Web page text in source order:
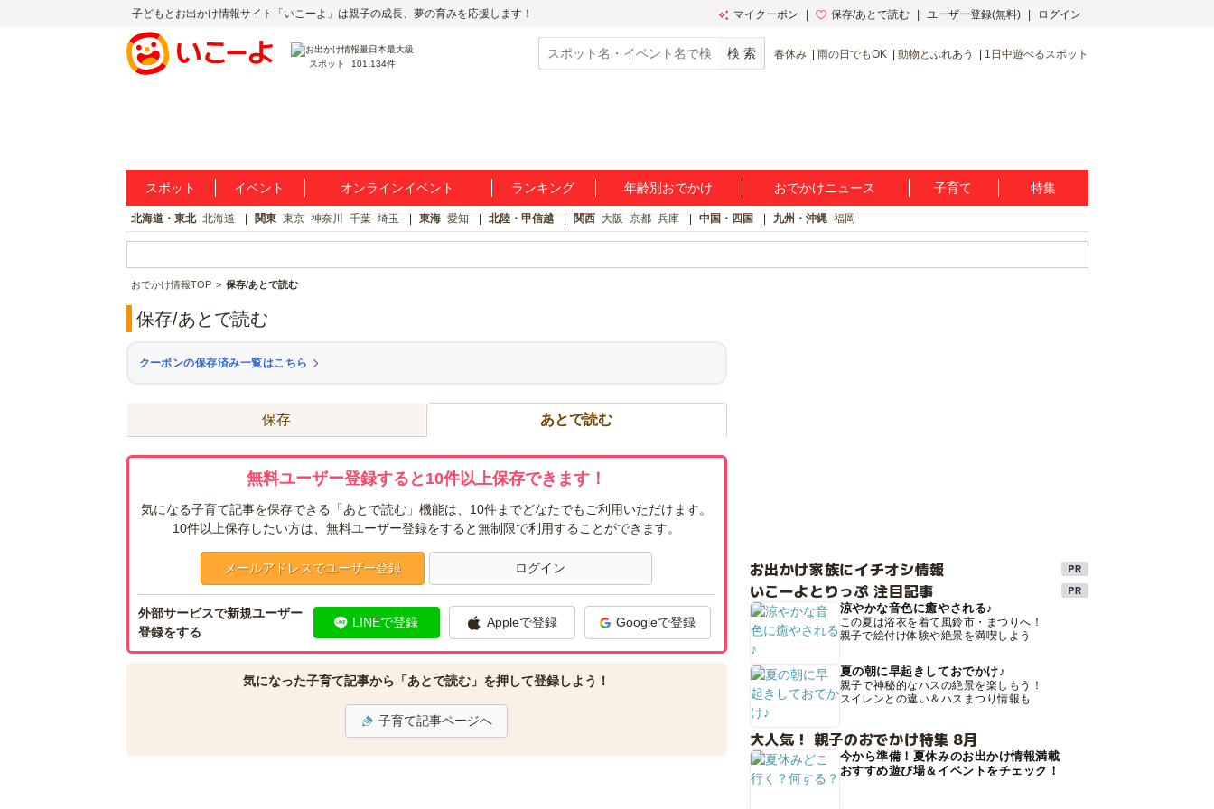
子どもとお出かけ情報サイト「いこーよ」は親子の成長、夢の育みを応援します！ マイクーポン 保存/あとで読む ユーザー登録(無料) ログイン
スポット 101,134件
春休み 雨の日でもOK 動物とふれあう 1日中遊べるスポット
スポット イベント オンラインイベント ランキング 年齢別おでかけ おでかけニュース 子育て 特集
北海道・東北 北海道 関東 東京 神奈川 千葉 埼玉 東海 愛知 北陸・甲信越 関西 大阪 京都 兵庫 中国・四国 九州・沖縄 福岡
おでかけ情報TOP 保存/あとで読む
保存/あとで読む
クーポンの保存済み一覧はこちら
保存 あとで読む
無料ユーザー登録すると10件以上保存できます！
気になる子育て記事を保存できる「あとで読む」機能は、10件までどなたでもご利用いただけます。
10件以上保存したい方は、無料ユーザー登録をすると無制限で利用することができます。
メールアドレスでユーザー登録 ログイン
外部サービスで新規ユーザー
登録をする
LINEで登録 Appleで登録 Googleで登録
気になった子育て記事から「あとで読む」を押して登録しよう！
子育て記事ページへ
お出かけ家族にイチオシ情報
いこーよとりっぷ 注目記事
涼やかな音色に癒やされる♪
この夏は浴衣を着て風鈴市・まつりへ！
親子で絵付け体験や絶景を満喫しよう
夏の朝に早起きしておでかけ♪
親子で神秘的なハスの絶景を楽しもう！
スイレンとの違い＆ハスまつり情報も
大人気！ 親子のおでかけ特集 8月
今から準備！夏休みのお出かけ情報満載
おすすめ遊び場＆イベントをチェック！